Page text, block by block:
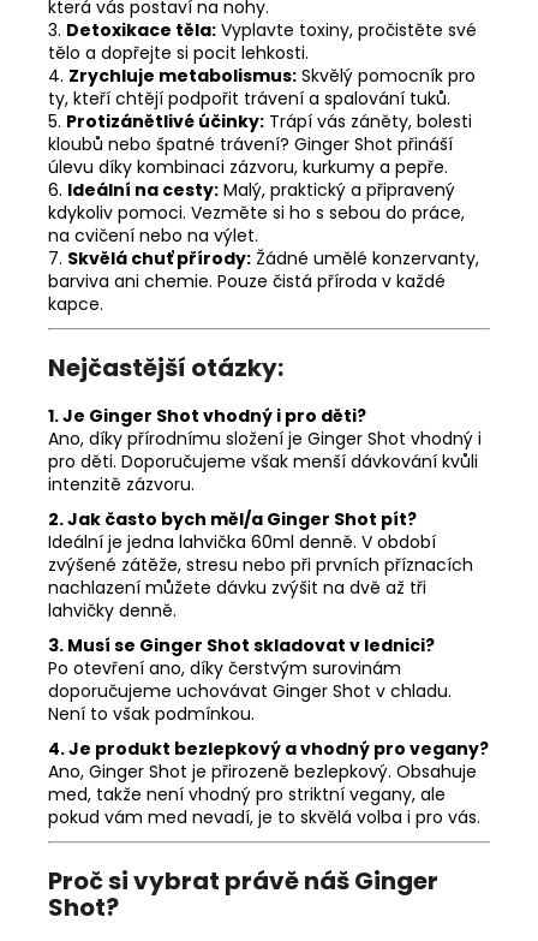
která vás postaví na nohy.
3. Detoxikace těla: Vyplavte toxiny, pročistěte své
tělo a dopřejte si pocit lehkosti.
4. Zrychluje metabolismus: Skvělý pomocník pro
ty, kteří chtějí podpořit trávení a spalování tuků.
5. Protizánětlivé účinky: Trápí vás záněty, bolesti
kloubů nebo špatné trávení? Ginger Shot přináší
úlevu díky kombinaci zázvoru, kurkumy a pepře.
6. Ideální na cesty: Malý, praktický a připravený
kdykoliv pomoci. Vezměte si ho s sebou do práce,
na cvičení nebo na výlet.
7. Skvělá chuť přírody: Žádné umělé konzervanty,
barviva ani chemie. Pouze čistá příroda v každé
kapce.
Nejčastější otázky:
1. Je Ginger Shot vhodný i pro děti?
Ano, díky přírodnímu složení je Ginger Shot vhodný i
pro děti. Doporučujeme však menší dávkování kvůli
intenzitě zázvoru.
2. Jak často bych měl/a Ginger Shot pít?
Ideální je jedna lahvička 60ml denně. V období
zvýšené zátěže, stresu nebo při prvních příznacích
nachlazení můžete dávku zvýšit na dvě až tři
lahvičky denně.
3. Musí se Ginger Shot skladovat v lednici?
Po otevření ano, díky čerstvým surovinám
doporučujeme uchovávat Ginger Shot v chladu.
Není to však podmínkou.
4. Je produkt bezlepkový a vhodný pro vegany?
Ano, Ginger Shot je přirozeně bezlepkový. Obsahuje
med, takže není vhodný pro striktní vegany, ale
pokud vám med nevadí, je to skvělá volba i pro vás.
Proč si vybrat právě náš Ginger
Shot?